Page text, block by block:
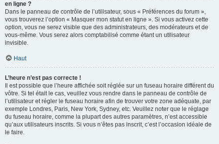
en ligne ?
Dans le panneau de contrôle de l’utilisateur, sous « Préférences du forum »,
vous trouverez l’option « Masquer mon statut en ligne ». Si vous activez cette
option, vous ne serez visible que des administrateurs, des modérateurs et de
vous-même. Vous serez alors comptabilisé comme étant un utilisateur
invisible.
Haut
L’heure n’est pas correcte !
Il est possible que l’heure affichée soit réglée sur un fuseau horaire différent du
vôtre. Si tel était le cas, veuillez vous rendre dans le panneau de contrôle de
l’utilisateur et régler le fuseau horaire afin de trouver votre zone adéquate, par
exemple Londres, Paris, New York, Sydney, etc. Veuillez noter que le réglage
du fuseau horaire, comme la plupart des autres paramètres, n’est accessible
qu’aux utilisateurs inscrits. Si vous n’êtes pas inscrit, c’est l’occasion idéale de
le faire.